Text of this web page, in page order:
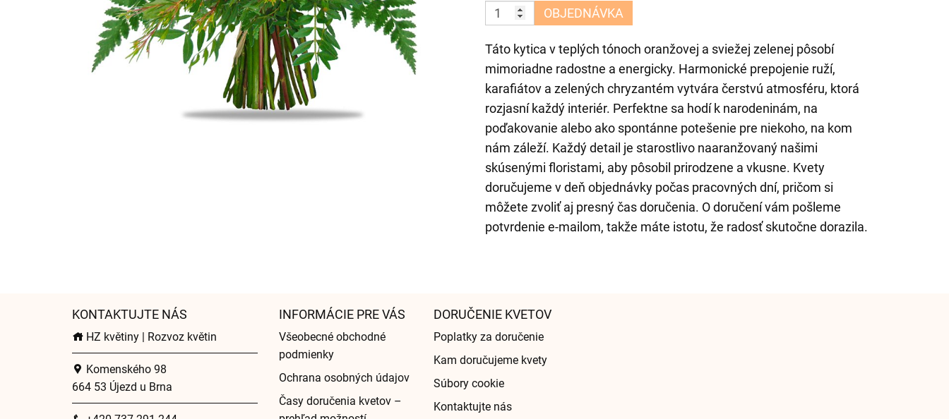
OBJEDNÁVKA
Táto kytica v teplých tónoch oranžovej a sviežej zelenej pôsobí
mimoriadne radostne a energicky. Harmonické prepojenie ruží,
karafiátov a zelených chryzantém vytvára čerstvú atmosféru, ktorá
rozjasní každý interiér. Perfektne sa hodí k narodeninám, na
poďakovanie alebo ako spontánne potešenie pre niekoho, na kom
nám záleží. Každý detail je starostlivo naaranžovaný našimi
skúsenými floristami, aby pôsobil prirodzene a vkusne. Kvety
doručujeme v deň objednávky počas pracovných dní, pričom si
môžete zvoliť aj presný čas doručenia. O doručení vám pošleme
potvrdenie e-mailom, takže máte istotu, že radosť skutočne dorazila.
KONTAKTUJTE NÁS
HZ květiny | Rozvoz květin
Komenského 98
664 53 Újezd u Brna
INFORMÁCIE PRE VÁS
Všeobecné obchodné
podmienky
Ochrana osobných údajov
Časy doručenia kvetov –
DORUČENIE KVETOV
Poplatky za doručenie
Kam doručujeme kvety
Súbory cookie
Kontaktujte nás